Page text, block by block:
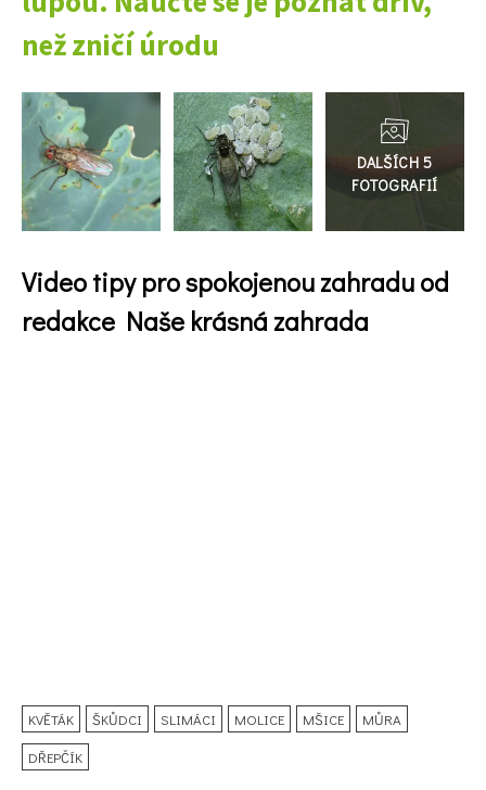
než zničí úrodu
do
galerie
Video tipy pro spokojenou zahradu od
redakce Naše krásná zahrada
KVĚTÁK ŠKŮDCI SLIMÁCI MOLICE MŠICE MŮRA
DŘEPČÍK